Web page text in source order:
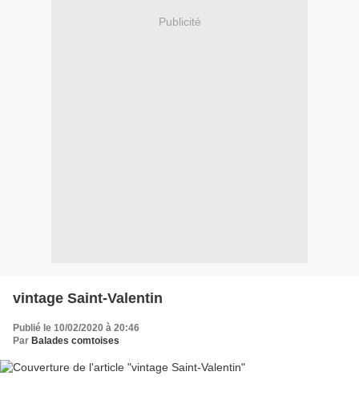
Publicité
vintage Saint-Valentin
Publié le 10/02/2020 à 20:46
Par Balades comtoises